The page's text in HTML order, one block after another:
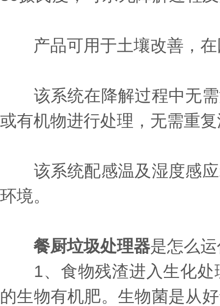
产品可用于土壤改善，在
该系统在降解过程中无需
或有机物进行处理，无需重
该系统配感温及湿度感应
环境。
餐厨垃圾处理器是怎么
1、食物残渣进入生化处
的生物有机肥。生物菌是从